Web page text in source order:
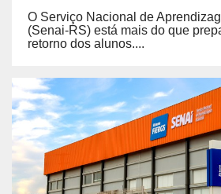
O Serviço Nacional de
(Senai-RS) está mais do que
retorno dos alunos....